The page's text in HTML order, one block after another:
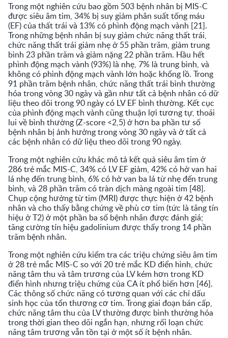
Trong một nghiên cứu bao gồm 503 bệnh nhân bị MIS-C
được siêu âm tim, 34% bị suy giảm phân suất tống máu
(EF) của thất trái và 13% có phình động mạch vành [21].
Trong những bệnh nhân bị suy giảm chức năng thất trái,
chức năng thất trái giảm nhẹ ở 55 phần trăm, giảm trung
bình 23 phần trăm và giảm nặng 22 phần trăm. Hầu hết
phình động mạch vành (93%) là nhẹ, 7% là trung bình, và
không có phình động mạch vành lớn hoặc khổng lồ. Trong
91 phần trăm bệnh nhân, chức năng thất trái bình thường
hóa trong vòng 30 ngày và gần như tất cả bệnh nhân có dữ
liệu theo dõi trong 90 ngày có LV EF bình thường. Kết cục
của phình động mạch vành cũng thuận lợi tương tự, thoái
lui về bình thường (Z-score <2,5) ở hơn ba phần tư số
bệnh nhân bị ảnh hưởng trong vòng 30 ngày và ở tất cả
các bệnh nhân có dữ liệu theo dõi trong 90 ngày.
Trong một nghiên cứu khác mô tả kết quả siêu âm tim ở
286 trẻ mắc MIS-C, 34% có LV EF giảm, 42% có hở van hai
lá nhẹ đến trung bình, 6% có hở van ba lá từ nhẹ đến trung
bình, và 28 phần trăm có tràn dịch màng ngoài tim [48].
Chụp cộng hưởng từ tim (MRI) được thực hiện ở 42 bệnh
nhân và cho thấy bằng chứng về phù cơ tim (tức là tăng tín
hiệu ở T2) ở một phần ba số bệnh nhân được đánh giá;
tăng cường tín hiệu gadolinium được thấy trong 14 phần
trăm bệnh nhân.
Trong một nghiên cứu kiểm tra các triệu chứng siêu âm tim
ở 28 trẻ mắc MIS-C so với 20 trẻ mắc KD điển hình, chức
năng tâm thu và tâm trương của LV kém hơn trong KD
điển hình nhưng triệu chứng của CA ít phổ biến hơn [46].
Các thông số chức năng có tương quan với các chỉ dấu
sinh học của tổn thương cơ tim. Trong giai đoạn bán cấp,
chức năng tâm thu của LV thường được bình thường hóa
trong thời gian theo dõi ngắn hạn, nhưng rối loạn chức
năng tâm trương vẫn tồn tại ở một số ít bệnh nhân.